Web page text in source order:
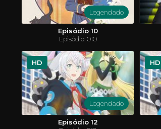
Legendado
Episódio 10
Episódio: 010
HD
Legendado
Episódio 12
HD
garoto
sua
Fairy Tail
Lucy é uma garota de 16 anos que quer
uma maga completa, para isso, ela precisa entrar
em uma guilda de magos. Um dia
rapaz que fica facilmente enjoado com qualquer
tipo de transporte. Mas Natsu não é apenas uma
criança fraca, ele é um membro de
maiores e infames guildas: FAIRY TAIL.
ACTION & ADVENTURE
ANIMAÇÃO
COMÉDIA
MISTÉRIO SCI-FI & FANTASY